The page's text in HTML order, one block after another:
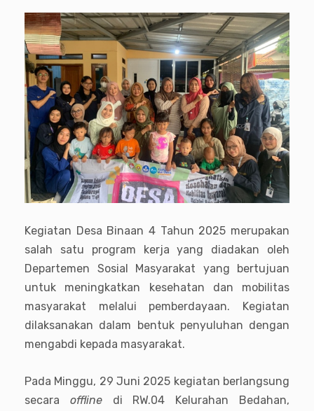
Kegiatan Desa Binaan 4 Tahun 2025 merupakan
salah satu program kerja yang diadakan oleh
Departemen Sosial Masyarakat yang bertujuan
untuk meningkatkan kesehatan dan mobilitas
masyarakat melalui pemberdayaan. Kegiatan
dilaksanakan dalam bentuk penyuluhan dengan
mengabdi kepada masyarakat.
Pada Minggu, 29 Juni 2025 kegiatan berlangsung
secara offlinedi RW.04 Kelurahan Bedahan,